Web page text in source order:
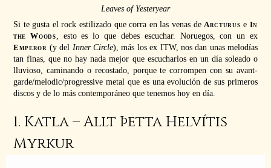
Leaves of Yesteryear
Si te gusta el rock estilizado que corra en las venas deArcturus e In
the Woods, esto es lo que debes escuchar. Noruegos, con un ex
Emperor (y del Inner Circle), más los ex ITW, nos dan unas melodías
tan finas, que no hay nada mejor que escucharlos en un día soleado o
lluvioso, caminando o recostado, porque te corrompen con su avant-
garde/melodic/progressive metal que es una evolución de sus primeros
discos y de lo más contemporáneo que tenemos hoy en día.
1. Katla – Allt Þetta Helvítis
Myrkur